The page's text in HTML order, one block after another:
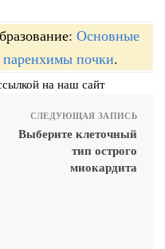
Основные
почки.
на наш сайт
СЛЕДУЮЩАЯ ЗАПИСЬ
Выберите клеточный
тип острого
миокардита